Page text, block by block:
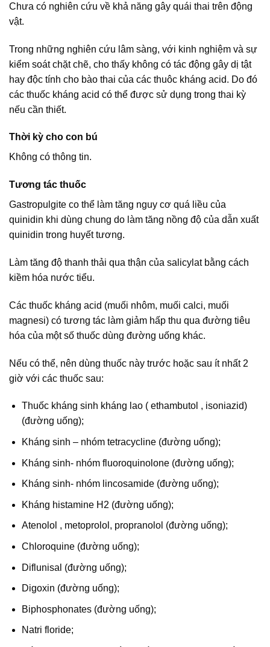
Chưa có nghiên cứu về khả năng gây quái thai trên động
vật.
Trong những nghiên cứu lâm sàng, với kinh nghiệm và sự
kiểm soát chặt chẽ, cho thấy không có tác động gây dị tật
hay độc tính cho bào thai của các thuôc kháng acid. Do đó
các thuốc kháng acid có thể được sử dụng trong thai kỳ
nếu cần thiết.
Thời kỳ cho con bú
Không có thông tin.
Tương tác thuốc
Gastropulgite co thể làm tăng nguy cơ quá liều của
quinidin khi dùng chung do làm tăng nồng độ của dẫn xuất
quinidin trong huyết tương.
Làm tăng độ thanh thải qua thận của salicylat bằng cách
kiềm hóa nước tiểu.
Các thuốc kháng acid (muối nhôm, muối calci, muối
magnesi) có tương tác làm giảm hấp thu qua đường tiêu
hóa của một số thuốc dùng đường uống khác.
Nếu có thể, nên dùng thuốc này trước hoặc sau ít nhất 2
giờ với các thuốc sau:
Thuốc kháng sinh kháng lao ( ethambutol , isoniazid)
(đường uống);
Kháng sinh – nhóm tetracycline (đường uống);
Kháng sinh- nhóm fluoroquinolone (đường uống);
Kháng sinh- nhóm lincosamide (đường uống);
Kháng histamine H2 (đường uống);
Atenolol , metoprolol, propranolol (đường uống);
Chloroquine (đường uống);
Diflunisal (đường uống);
Digoxin (đường uống);
Biphosphonates (đường uống);
Natri floride;